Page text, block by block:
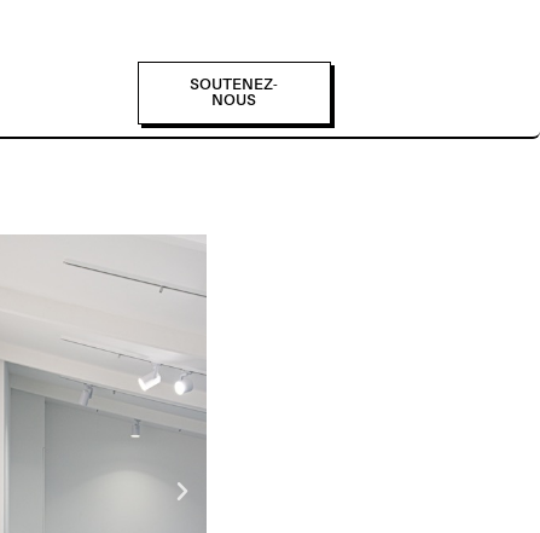
SOUTENEZ-
NOUS